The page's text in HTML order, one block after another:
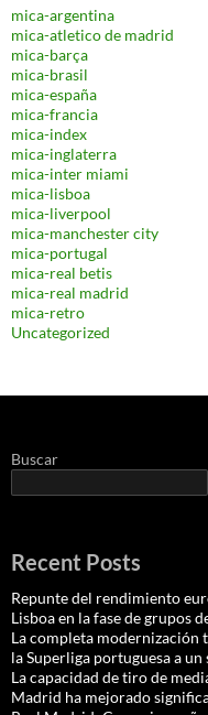
mica-argentina
mica-atletico de madrid
mica-barça
mica-brasil
mica-españa
mica-francia
mica-index
mica-inglaterra
mica-inter miami
mica-lisboa
mica-liverpool
mica-manchester city
mica-portugal
mica-real betis
mica-real madrid
mica-retro
Uncategorized
Buscar
Recent Posts
Repunte del rendimiento
Lisboa en la fase de grupos
La completa modernización
la Superliga portuguesa a
La capacidad de tiro de
Madrid ha mejorado